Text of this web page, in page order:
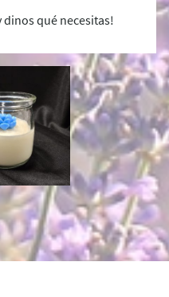
dinos qué necesitas!